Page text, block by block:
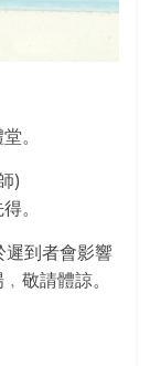
。
)
。
遲到者會影響
敬請體諒。